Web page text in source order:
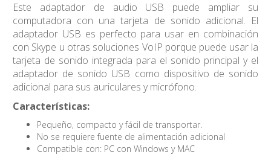
Este adaptador de audio USB puede ampliar su
computadora con una tarjeta de sonido adicional. El
adaptador USB es perfecto para usar en combinación
con Skype u otras soluciones VoIP porque puede usar la
tarjeta de sonido integrada para el sonido principal y el
adaptador de sonido USB como dispositivo de sonido
adicional para sus auriculares y micrófono.
Características:
Pequeño, compacto y fácil de transportar.
No se requiere fuente de alimentación adicional
Compatible con: PC con Windows y MAC